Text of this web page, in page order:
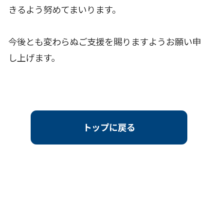
きるよう努めてまいります。
今後とも変わらぬご支援を賜りますようお願い申
し上げます。
トップに戻る